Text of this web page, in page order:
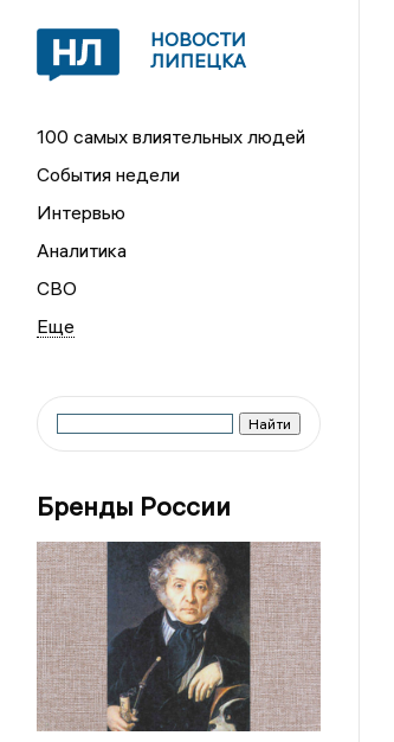
НОВОСТИ
ЛИПЕЦКА
100 самых влиятельных людей
События недели
Интервью
Аналитика
СВО
Бренды России